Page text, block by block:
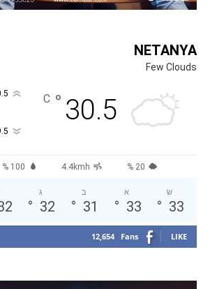
NETANYA
Few Clouds
30.5
°
C
100 % 4.4kmh 20 %
ש
33
°
א
33
°
ב
31
°
ג
32
°
12,654 Fans LIKE